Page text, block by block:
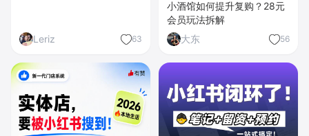
Leriz 63
小酒馆如何提升复购？28元
会员玩法拆解
大东
56